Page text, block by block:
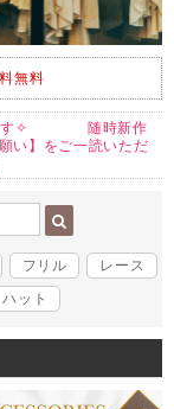
無料
います✧ 随時新作
い】をご一読いただ
フリル
レース
ハット